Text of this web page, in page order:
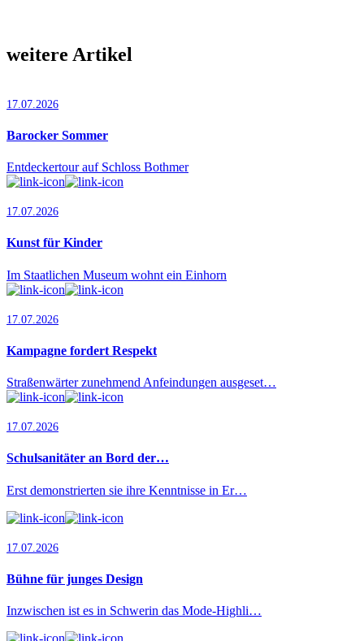
weitere Artikel
17.07.2026
Barocker Sommer
Entdeckertour auf Schloss Bothmer
17.07.2026
Kunst für Kinder
Im Staatlichen Museum wohnt ein Einhorn
17.07.2026
Kampagne fordert Respekt
Straßenwärter zunehmend Anfeindungen ausgeset…
17.07.2026
Schulsanitäter an Bord der…
Erst demonstrierten sie ihre Kenntnisse in Er…
17.07.2026
Bühne für junges Design
Inzwischen ist es in Schwerin das Mode-Highli…